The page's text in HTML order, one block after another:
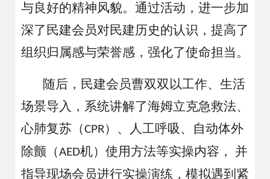
与良好的精神风貌。 通过活动，进一步加
深了 民建会员对民建历史的认识，提高了
组织归属感与荣誉感，强化了使命担当。
随后，民建会员曹双双 以工作、生活
场景导入，系统讲解了海姆立克急救法、
心肺复苏（CPR）、人工呼吸、自动体外
除颤（AED机）使用方法等实操内容，
并
指导现场会员进行实操演练，模拟遇到紧